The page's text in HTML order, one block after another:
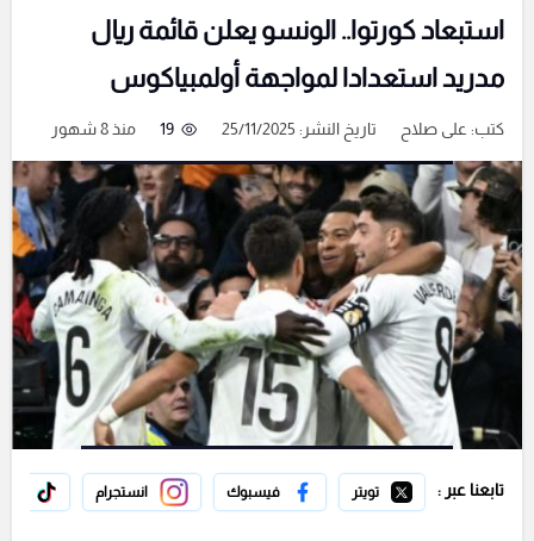
استبعاد كورتوا.. الونسو يعلن قائمة ريال
مدريد استعدادا لمواجهة أولمبياكوس
كتب: على صلاح تاريخ النشر: 25/11/2025 19 منذ 8 شهور
تابعنا عبر : تويتر فيسبوك انستجرام